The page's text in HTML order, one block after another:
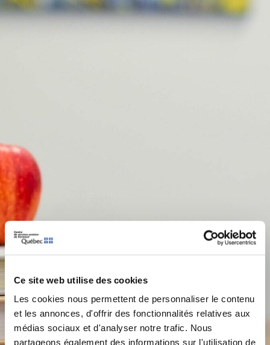
Ce site web utilise des cookies
Les cookies nous permettent de personnaliser le contenu
et les annonces, d'offrir des fonctionnalités relatives aux
médias sociaux et d'analyser notre trafic. Nous
partageons également des informations sur l'utilisation de